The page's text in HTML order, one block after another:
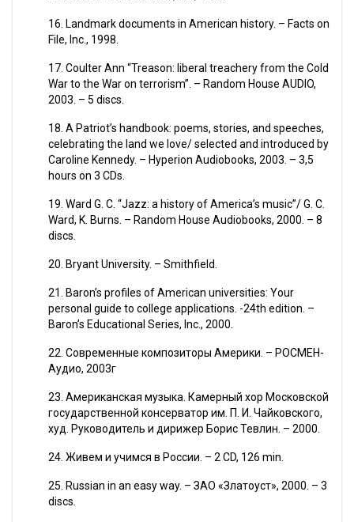
16. Landmark documents in American history. – Facts on
File, Inc., 1998.
17. Coulter Ann “Treason: liberal treachery from the Cold
War to the War on terrorism”. – Random House AUDIO,
2003. – 5 discs.
18. A Patriot’s handbook: poems, stories, and speeches,
celebrating the land we love/ selected and introduced by
Caroline Kennedy. – Hyperion Audiobooks, 2003. – 3,5
hours on 3 CDs.
19. Ward G. C. “Jazz: a history of America’s music”/ G. C.
Ward, K. Burns. – Random House Audiobooks, 2000. – 8
discs.
20. Bryant University. – Smithfield.
21. Baron’s profiles of American universities: Your
personal guide to college applications. -24th edition. –
Baron’s Educational Series, Inc., 2000.
22. Современные композиторы Америки. – РОСМЕН-
Аудио, 2003г
23. Американская музыка. Камерный хор Московской
государственной консерватор им. П. И. Чайковского,
худ. Руководитель и дирижер Борис Тевлин. – 2000.
24. Живем и учимся в России. – 2 CD, 126 min.
25. Russian in an easy way. – ЗАО «Златоуст», 2000. – 3
discs.